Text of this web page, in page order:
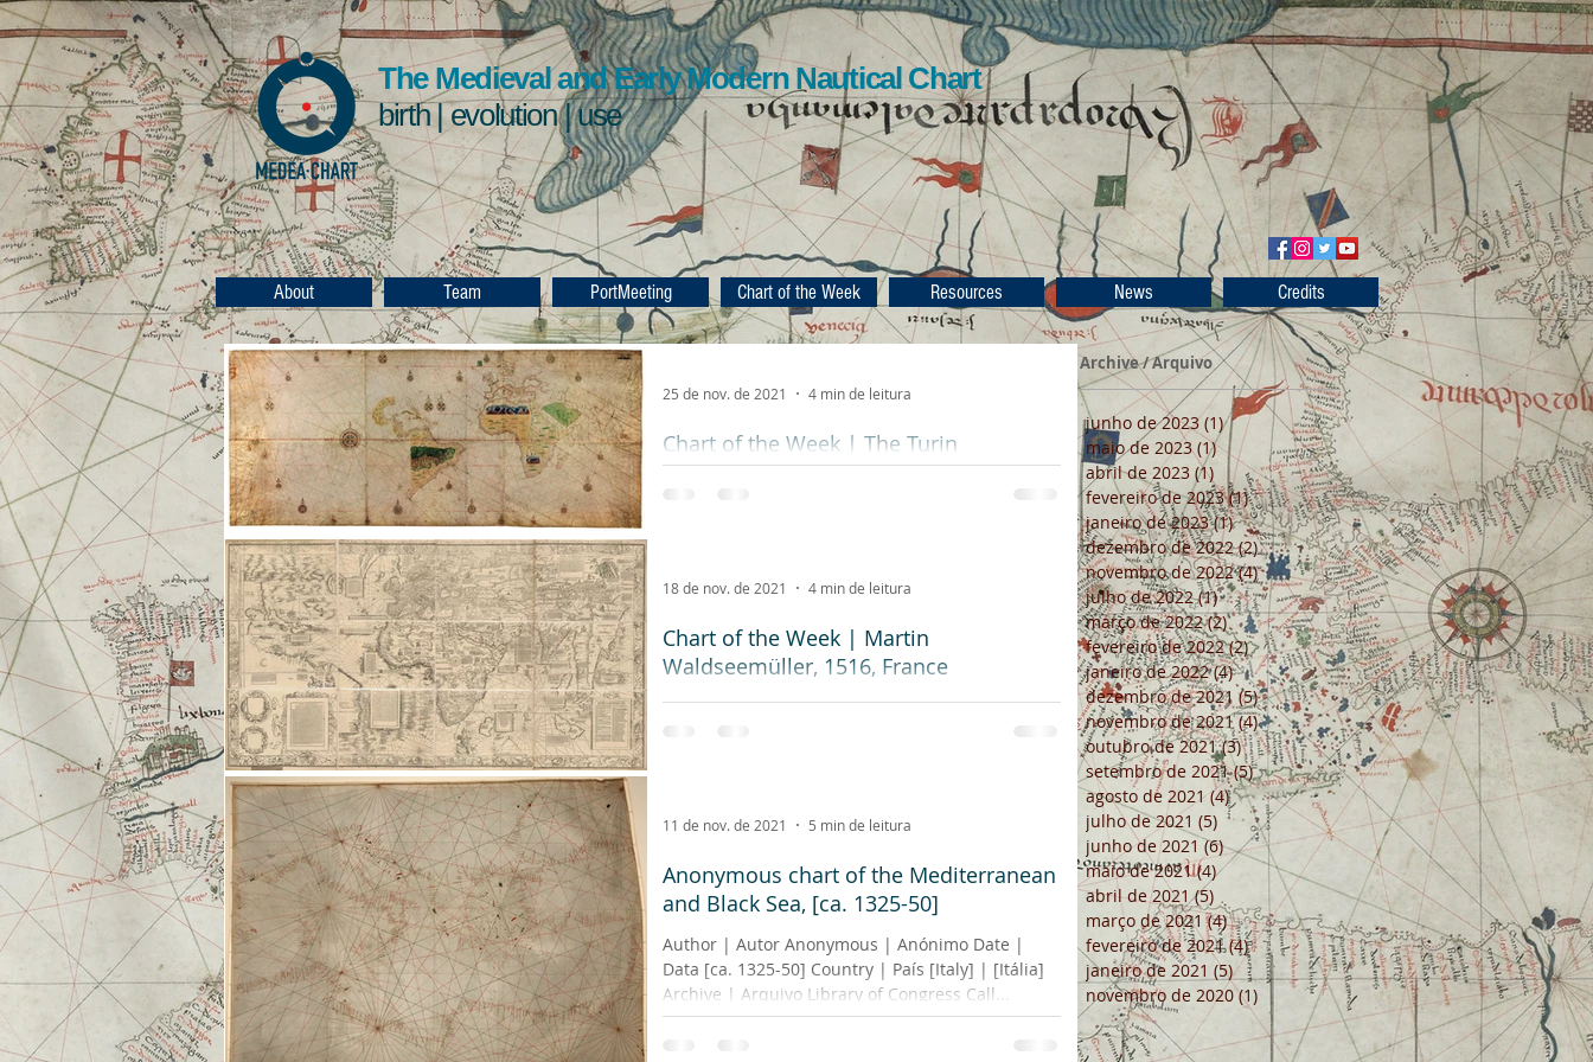
The Medieval and Early Modern Nautical Chart
birth | evolution | use
About Team PortMeeting Chart of the Week Resources News Credits
Chart of the Week | The Turin
Planisphere, c. 1523, Spain
25 de nov. de 2021 4 min de leitura
Chart of the Week | Martin
Waldseemüller, 1516, France
Author | Autor Martin Waldseemüller Date | Data
18 de nov. de 2021 4 min de leitura
Anonymous chart of the Mediterranean
and Black Sea, [ca. 1325-50]
Author | Autor Anonymous | Anónimo Date |
Data [ca. 1325-50] Country | País [Italy] | [Itália]
Archive | Arquivo Library of Congress Call...
11 de nov. de 2021 5 min de leitura
Archive / Arquivo
junho de 2023 (1)1 post
maio de 2023 (1)1 post
abril de 2023 (1) 1 post
fevereiro de 2023 (1)1 post
janeiro de 2023 (1)1 post
dezembro de 2022 (2)2 posts
novembro de 2022 (4)4 posts
julho de 2022 (1)1 post
março de 2022 (2)2 posts
fevereiro de 2022 (2)2 posts
janeiro de 2022 (4)4 posts
dezembro de 2021 (5)5 posts
novembro de 2021 (4)4 posts
outubro de 2021 (3)3 posts
setembro de 2021 (5)5 posts
agosto de 2021 (4)4 posts
julho de 2021 (5) 5 posts
junho de 2021 (6)6 posts
maio de 2021 (4)4 posts
abril de 2021 (5) 5 posts
março de 2021 (4)4 posts
fevereiro de 2021 (4)4 posts
janeiro de 2021 (5)5 posts
novembro de 2020 (1) 1 post